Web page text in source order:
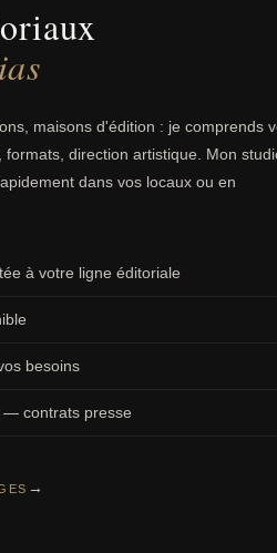
maisons d'édition : je comprends
direction artistique. Mon
dans vos locaux ou en
à votre ligne éditoriale
besoins
— contrats presse
→